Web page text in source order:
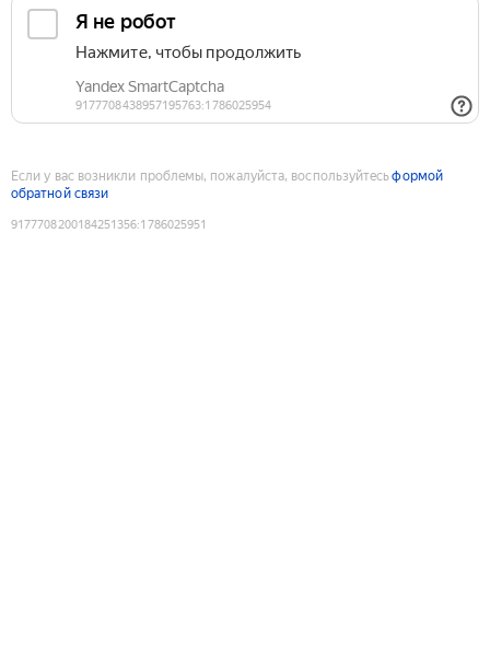
Если у вас возникли проблемы, пожалуйста, воспользуйтесьформой
обратной связи
9177708200184251356:1786025951